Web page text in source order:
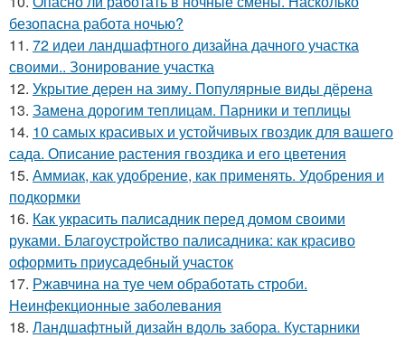
безопасна работа ночью?
11. 72 идеи ландшафтного дизайна дачного участка
своими.. Зонирование участка
12. Укрытие дерен на зиму. Популярные виды дёрена
13. Замена дорогим теплицам. Парники и теплицы
14. 10 самых красивых и устойчивых гвоздик для вашего
сада. Описание растения гвоздика и его цветения
15. Аммиак, как удобрение, как применять. Удобрения и
подкормки
16. Как украсить палисадник перед домом своими
руками. Благоустройство палисадника: как красиво
оформить приусадебный участок
17. Ржавчина на туе чем обработать строби.
Неинфекционные заболевания
18. Ландшафтный дизайн вдоль забора. Кустарники